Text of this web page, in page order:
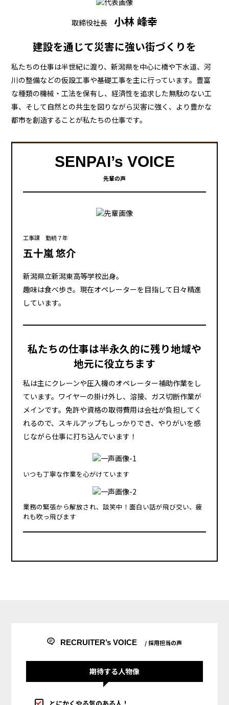
取締役社長
小林 峰幸
建設を通じて災害に強い街づくりを
私たちの仕事は半世紀に渡り、新潟県を中心に橋や下水道、河
川の整備などの仮設工事や基礎工事を主に行っています。豊富
な種類の機械・工法を保有し、経済性を追求した無駄のない工
事、そして自然との共生を図りながら災害に強く、より豊かな
都市を創造することが私たちの仕事です。
SENPAI’s VOICE
先輩の声
工事課 勤続７年
五十嵐 悠介
新潟県立新潟東高等学校出身。
趣味は食べ歩き。現在オペレーターを目指して日々精進
しています。
私たちの仕事は半永久的に残り地域や
地元に役立ちます
私は主にクレーンや圧入機のオペレーター補助作業をし
ています。ワイヤーの掛け外し、溶接、ガス切断作業が
メインです。免許や資格の取得費用は会社が負担してく
れるので、スキルアップもしっかりでき、やりがいを感
じながら仕事に打ち込んでいます！
いつも丁寧な作業を心がけています
業務の緊張から解放され、談笑中！面白い話が飛び交い、疲
れも吹っ飛びます
RECRUITER’s VOICE / 採用担当の声
期待する人物像